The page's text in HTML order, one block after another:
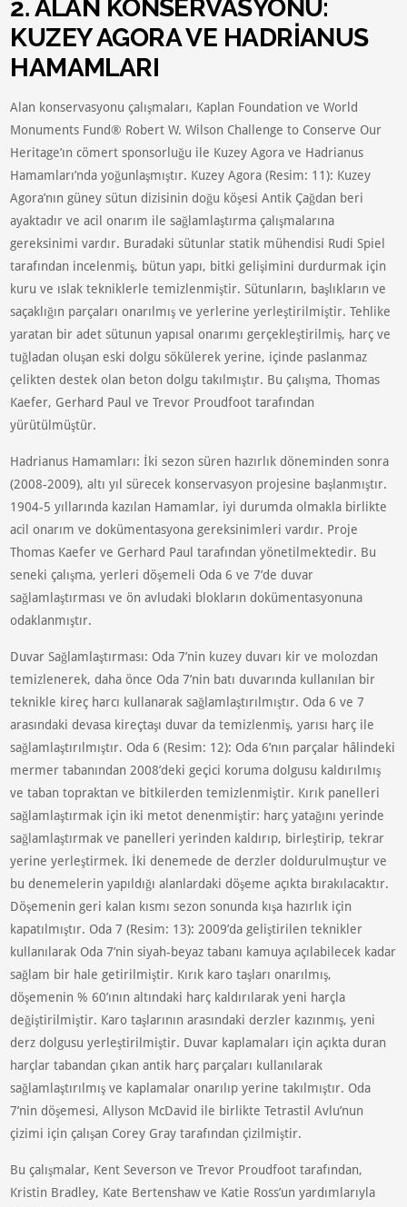
2. ALAN KONSERVASYONU:
KUZEY AGORA VE HADRİANUS
HAMAMLARI
Alan konservasyonu çalışmaları, Kaplan Foundation ve World
Monuments Fund® Robert W. Wilson Challenge to Conserve Our
Heritage’ın cömert sponsorluğu ile Kuzey Agora ve Hadrianus
Hamamları’nda yoğunlaşmıştır. Kuzey Agora (Resim: 11): Kuzey
Agora’nın güney sütun dizisinin doğu köşesi Antik Çağdan beri
ayaktadır ve acil onarım ile sağlamlaştırma çalışmalarına
gereksinimi vardır. Buradaki sütunlar statik mühendisi Rudi Spiel
tarafından incelenmiş, bütun yapı, bitki gelişimini durdurmak için
kuru ve ıslak tekniklerle temizlenmiştir. Sütunların, başlıkların ve
saçaklığın parçaları onarılmış ve yerlerine yerleştirilmiştir. Tehlike
yaratan bir adet sütunun yapısal onarımı gerçekleştirilmiş, harç ve
tuğladan oluşan eski dolgu sökülerek yerine, içinde paslanmaz
çelikten destek olan beton dolgu takılmıştır. Bu çalışma, Thomas
Kaefer, Gerhard Paul ve Trevor Proudfoot tarafından
yürütülmüştür.
Hadrianus Hamamları: İki sezon süren hazırlık döneminden sonra
(2008-2009), altı yıl sürecek konservasyon projesine başlanmıştır.
1904-5 yıllarında kazılan Hamamlar, iyi durumda olmakla birlikte
acil onarım ve dokümentasyona gereksinimleri vardır. Proje
Thomas Kaefer ve Gerhard Paul tarafından yönetilmektedir. Bu
seneki çalışma, yerleri döşemeli Oda 6 ve 7’de duvar
sağlamlaştırması ve ön avludaki blokların dokümentasyonuna
odaklanmıştır.
Duvar Sağlamlaştırması: Oda 7’nin kuzey duvarı kir ve molozdan
temizlenerek, daha önce Oda 7’nin batı duvarında kullanılan bir
teknikle kireç harcı kullanarak sağlamlaştırılmıştır. Oda 6 ve 7
arasındaki devasa kireçtaşı duvar da temizlenmiş, yarısı harç ile
sağlamlaştırılmıştır. Oda 6 (Resim: 12): Oda 6’nın parçalar hâlindeki
mermer tabanından 2008’deki geçici koruma dolgusu kaldırılmış
ve taban topraktan ve bitkilerden temizlenmiştir. Kırık panelleri
sağlamlaştırmak için iki metot denenmiştir: harç yatağını yerinde
sağlamlaştırmak ve panelleri yerinden kaldırıp, birleştirip, tekrar
yerine yerleştirmek. İki denemede de derzler doldurulmuştur ve
bu denemelerin yapıldığı alanlardaki döşeme açıkta bırakılacaktır.
Döşemenin geri kalan kısmı sezon sonunda kışa hazırlık için
kapatılmıştır. Oda 7 (Resim: 13): 2009’da geliştirilen teknikler
kullanılarak Oda 7’nin siyah-beyaz tabanı kamuya açılabilecek kadar
sağlam bir hale getirilmiştir. Kırık karo taşları onarılmış,
döşemenin % 60’ının altındaki harç kaldırılarak yeni harçla
değiştirilmiştir. Karo taşlarının arasındaki derzler kazınmış, yeni
derz dolgusu yerleştirilmiştir. Duvar kaplamaları için açıkta duran
harçlar tabandan çıkan antik harç parçaları kullanılarak
sağlamlaştırılmış ve kaplamalar onarılıp yerine takılmıştır. Oda
7’nin döşemesi, Allyson McDavid ile birlikte Tetrastil Avlu’nun
çizimi için çalışan Corey Gray tarafından çizilmiştir.
Bu çalışmalar, Kent Severson ve Trevor Proudfoot tarafından,
Kristin Bradley, Kate Bertenshaw ve Katie Ross’un yardımlarıyla